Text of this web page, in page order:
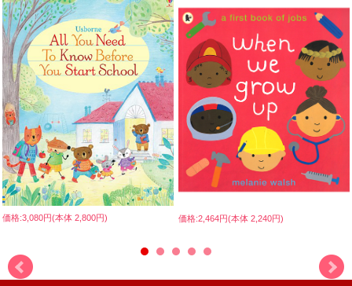
価格:3,080円(本体 2,800円) 価格:2,464円(本体 2,240円)